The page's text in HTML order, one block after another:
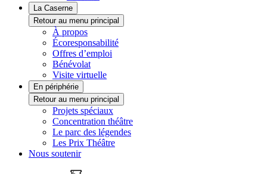
La Caserne
Retour au menu principal
À propos
Écoresponsabilité
Offres d’emploi
Bénévolat
Visite virtuelle
En périphérie
Retour au menu principal
Projets spéciaux
Concentration théâtre
Le parc des légendes
Les Prix Théâtre
Nous soutenir